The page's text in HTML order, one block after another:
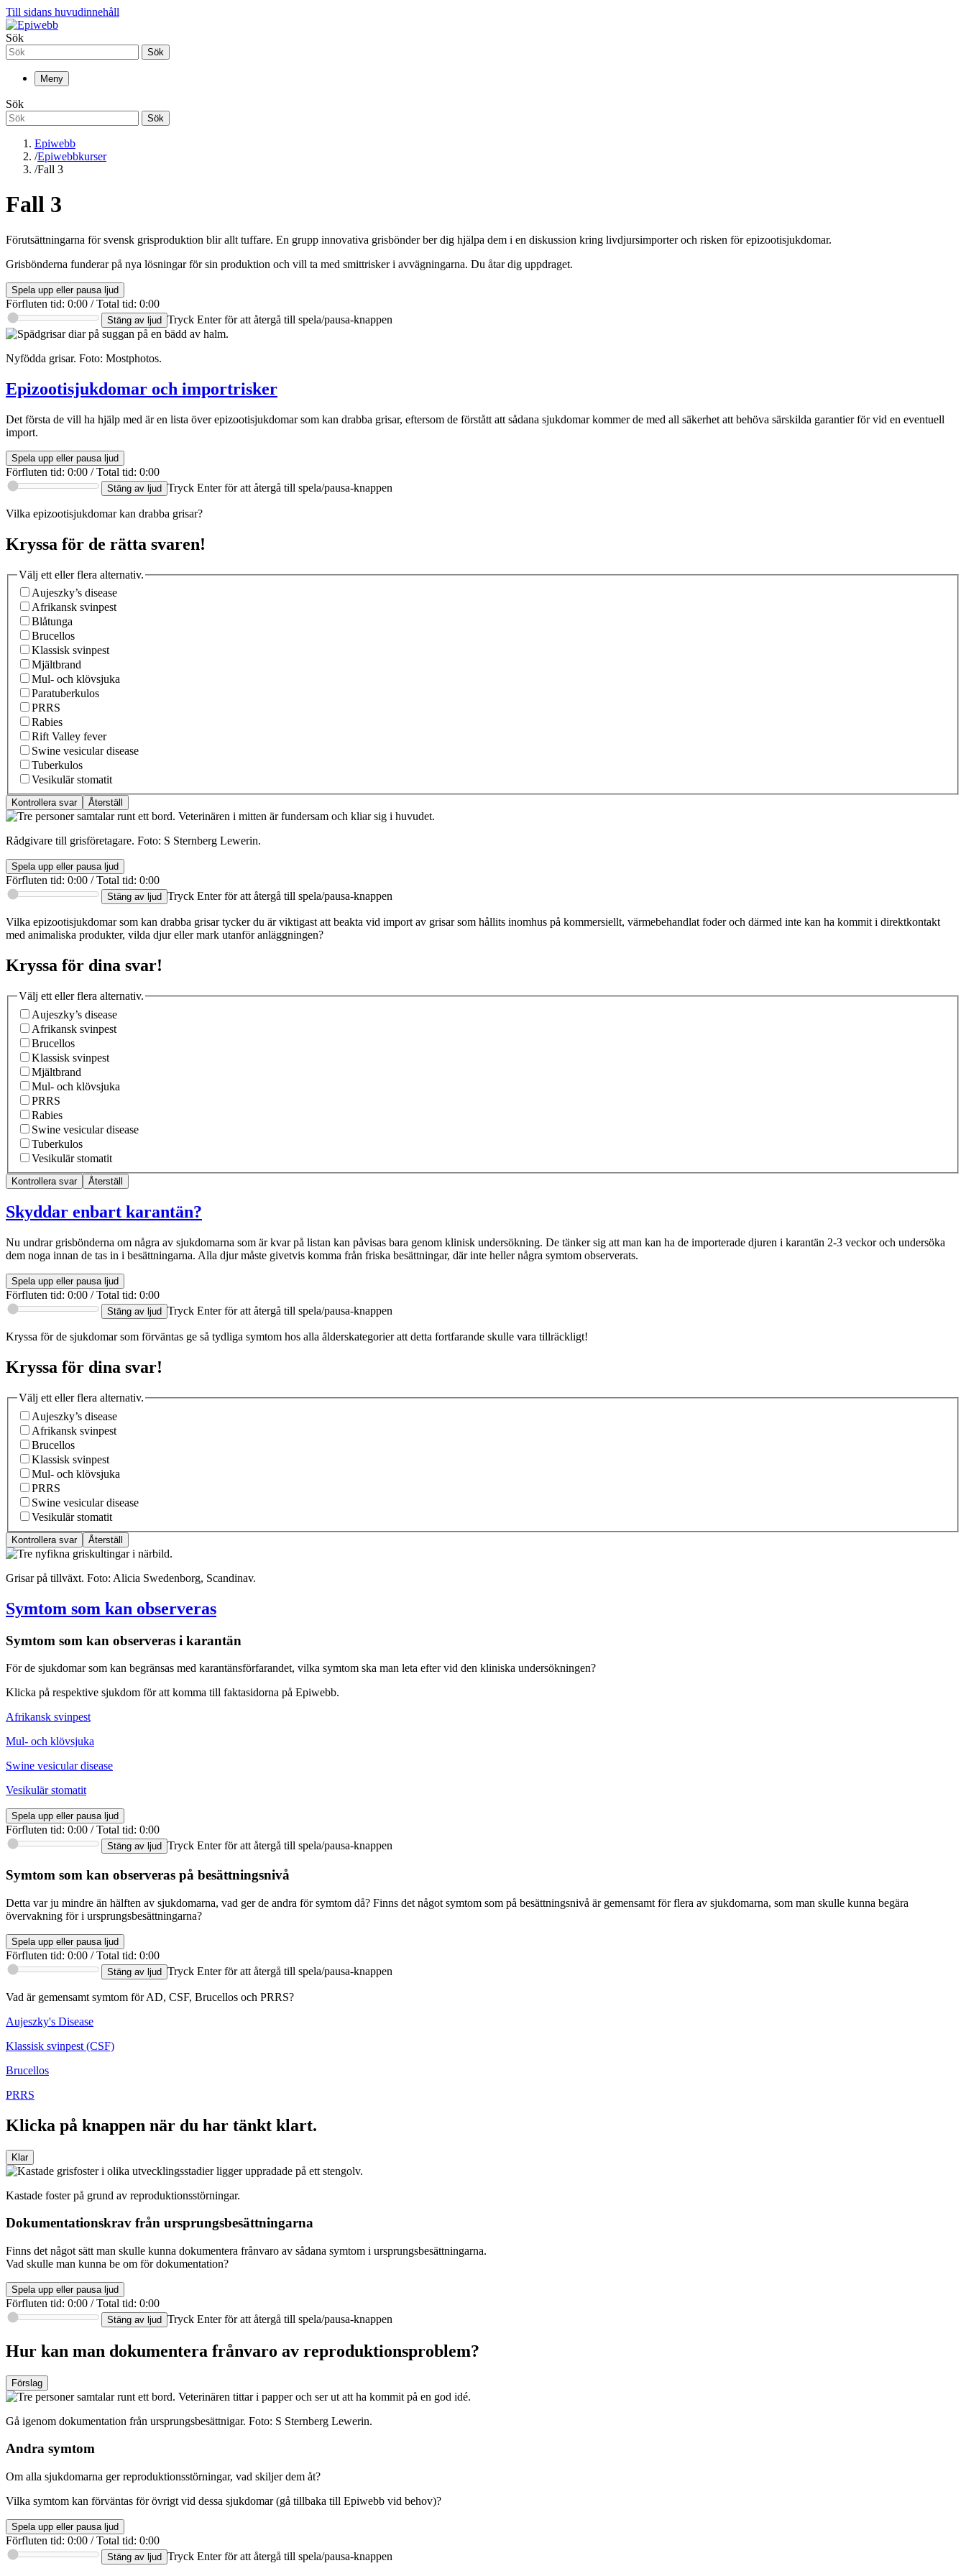
Till sidans huvudinnehåll
Sök
Sök
Meny
Sök
Sök
Epiwebb
/Epiwebbkurser
/Fall 3
Fall 3
Förutsättningarna för svensk grisproduktion blir allt tuffare. En grupp innovativa grisbönder ber dig hjälpa dem i en diskussion kring livdjursimporter och risken för epizootisjukdomar.
Grisbönderna funderar på nya lösningar för sin produktion och vill ta med smittrisker i avvägningarna. Du åtar dig uppdraget.
Spela upp eller pausa ljud
Förfluten tid: 0:00 /Total tid: 0:00
Stäng av ljud Tryck Enter för att återgå till spela/pausa-knappen
Nyfödda grisar. Foto: Mostphotos.
Epizootisjukdomar och importrisker
Det första de vill ha hjälp med är en lista över epizootisjukdomar som kan drabba grisar, eftersom de förstått att sådana sjukdomar kommer de med all säkerhet att behöva särskilda garantier för vid en eventuell
import.
Spela upp eller pausa ljud
Förfluten tid: 0:00 /Total tid: 0:00
Stäng av ljud Tryck Enter för att återgå till spela/pausa-knappen
Vilka epizootisjukdomar kan drabba grisar?
Kryssa för de rätta svaren!
Välj ett eller flera alternativ.
Aujeszky’s disease
Afrikansk svinpest
Blåtunga
Brucellos
Klassisk svinpest
Mjältbrand
Mul- och klövsjuka
Paratuberkulos
PRRS
Rabies
Rift Valley fever
Swine vesicular disease
Tuberkulos
Vesikulär stomatit
Kontrollera svar Återställ
Rådgivare till grisföretagare. Foto: S Sternberg Lewerin.
Spela upp eller pausa ljud
Förfluten tid: 0:00 /Total tid: 0:00
Stäng av ljud Tryck Enter för att återgå till spela/pausa-knappen
Vilka epizootisjukdomar som kan drabba grisar tycker du är viktigast att beakta vid import av grisar som hållits inomhus på kommersiellt, värmebehandlat foder och därmed inte kan ha kommit i direktkontakt
med animaliska produkter, vilda djur eller mark utanför anläggningen?
Kryssa för dina svar!
Välj ett eller flera alternativ.
Aujeszky’s disease
Afrikansk svinpest
Brucellos
Klassisk svinpest
Mjältbrand
Mul- och klövsjuka
PRRS
Rabies
Swine vesicular disease
Tuberkulos
Vesikulär stomatit
Kontrollera svar Återställ
Skyddar enbart karantän?
Nu undrar grisbönderna om några av sjukdomarna som är kvar på listan kan påvisas bara genom klinisk undersökning. De tänker sig att man kan ha de importerade djuren i karantän 2-3 veckor och undersöka
dem noga innan de tas in i besättningarna. Alla djur måste givetvis komma från friska besättningar, där inte heller några symtom observerats.
Spela upp eller pausa ljud
Förfluten tid: 0:00 /Total tid: 0:00
Stäng av ljud Tryck Enter för att återgå till spela/pausa-knappen
Kryssa för de sjukdomar som förväntas ge så tydliga symtom hos alla ålderskategorier att detta fortfarande skulle vara tillräckligt!
Kryssa för dina svar!
Välj ett eller flera alternativ.
Aujeszky’s disease
Afrikansk svinpest
Brucellos
Klassisk svinpest
Mul- och klövsjuka
PRRS
Swine vesicular disease
Vesikulär stomatit
Kontrollera svar Återställ
Grisar på tillväxt. Foto: Alicia Swedenborg, Scandinav.
Symtom som kan observeras
Symtom som kan observeras i karantän
För de sjukdomar som kan begränsas med karantänsförfarandet, vilka symtom ska man leta efter vid den kliniska undersökningen?
Klicka på respektive sjukdom för att komma till faktasidorna på Epiwebb.
Afrikansk svinpest
Mul- och klövsjuka
Swine vesicular disease
Vesikulär stomatit
Spela upp eller pausa ljud
Förfluten tid: 0:00 /Total tid: 0:00
Stäng av ljud Tryck Enter för att återgå till spela/pausa-knappen
Symtom som kan observeras på besättningsnivå
Detta var ju mindre än hälften av sjukdomarna, vad ger de andra för symtom då? Finns det något symtom som på besättningsnivå är gemensamt för flera av sjukdomarna, som man skulle kunna begära
övervakning för i ursprungsbesättningarna?
Spela upp eller pausa ljud
Förfluten tid: 0:00 /Total tid: 0:00
Stäng av ljud Tryck Enter för att återgå till spela/pausa-knappen
Vad är gemensamt symtom för AD, CSF, Brucellos och PRRS?
Aujeszky's Disease
Klassisk svinpest (CSF)
Brucellos
PRRS
Klicka på knappen när du har tänkt klart.
Klar
Kastade foster på grund av reproduktionsstörningar.
Dokumentationskrav från ursprungsbesättningarna
Finns det något sätt man skulle kunna dokumentera frånvaro av sådana symtom i ursprungsbesättningarna.
Vad skulle man kunna be om för dokumentation?
Spela upp eller pausa ljud
Förfluten tid: 0:00 /Total tid: 0:00
Stäng av ljud Tryck Enter för att återgå till spela/pausa-knappen
Hur kan man dokumentera frånvaro av reproduktionsproblem?
Förslag
Gå igenom dokumentation från ursprungsbesättnigar. Foto: S Sternberg Lewerin.
Andra symtom
Om alla sjukdomarna ger reproduktionsstörningar, vad skiljer dem åt?
Vilka symtom kan förväntas för övrigt vid dessa sjukdomar (gå tillbaka till Epiwebb vid behov)?
Spela upp eller pausa ljud
Förfluten tid: 0:00 /Total tid: 0:00
Stäng av ljud Tryck Enter för att återgå till spela/pausa-knappen